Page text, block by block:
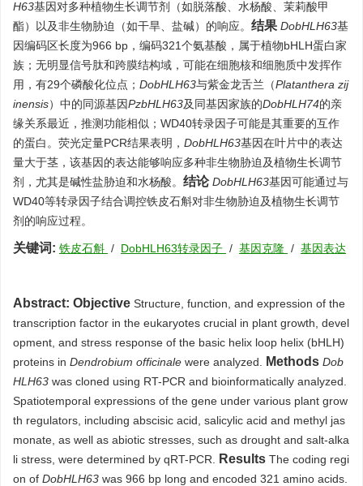
H63基因对多种植物生长调节剂（如脱落酸、水杨酸、茉莉酸甲
酯）以及非生物胁迫（如干旱、盐碱）的响应。 结果 DobHLH63基
因编码区长度为966 bp，编码321个氨基酸，属于植物bHLH蛋白家
族；无明显信号肽和跨膜结构域，可能在细胞核和细胞质中发挥作
用，有29个磷酸化位点； DobHLH63与紫金龙舌兰（Platanthera zij
inensis）中的同源基因PzbHLH63及同基因家族的DobHLH74的亲
缘关系最近，推测功能相似；WD40转录因子可能是其重要的互作
的蛋白。荧光定量PCR结果表明， DobHLH63基因在叶片中的表达
量大于茎，该基因的表达能够响应多种非生物胁迫及植物生长调节
剂，尤其是碱性盐胁迫和水杨酸。 结论 DobHLH63基因可能通过与
WD40等转录因子结合调控铁皮石斛对非生物胁迫及植物生长调节
剂的响应过程。
关键词: 铁皮石斛 / DobHLH63转录因子 / 基因克隆 / 基因表达
Abstract: Objective Structure, function, and expression of the
transcription factor in the eukaryotes crucial in plant growth, devel
opment, and stress response of the basic helix loop helix (bHLH)
proteins in Dendrobium officinale were analyzed. Methods Dob
HLH63 was cloned using RT-PCR and bioinformatically analyzed.
Spatiotemporal expressions of the gene under various plant grow
th regulators, including abscisic acid, salicylic acid and methyl jas
monate, as well as abiotic stresses, such as drought and salt-alka
li stress, were determined by qRT-PCR.
Results The coding regi
on of DobHLH63 was 966 bp long and encoded 321 amino acids.